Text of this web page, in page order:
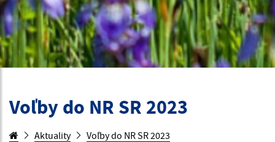
Voľby do NR SR 2023
Aktuality Voľby do NR SR 2023